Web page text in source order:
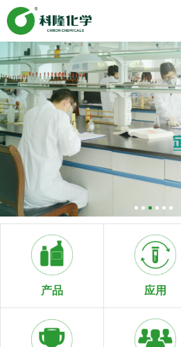
产品 应用